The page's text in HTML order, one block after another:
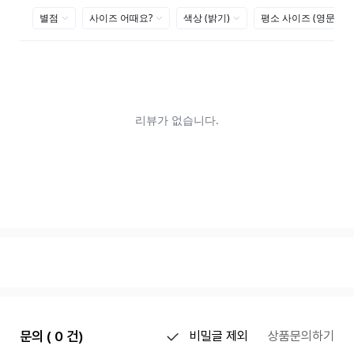
문의 ( 0 건) 비밀글 제외 상품문의하기